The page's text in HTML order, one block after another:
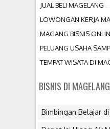
JUAL BELI MAGELANG
LOWONGAN KERJA
MAGANG BISNIS
PELUANG USAHA
TEMPAT WISATA DI
BISNIS DI MAGELANG
Bimbingan Belajar